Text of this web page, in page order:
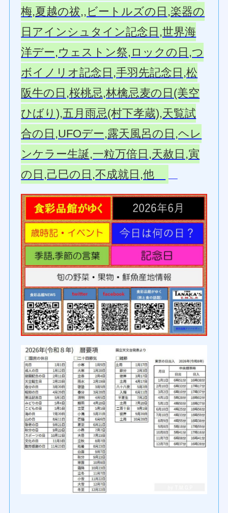
梅,夏越の祓,,ビートルズの日,楽器の
日アインシュタイン記念日,世界海
洋デー,ウェストン祭,ロックの日,つ
ボイノリオ記念日,手羽先記念日,松
阪牛の日,桜桃忌,林檎忌麦の日(美空
ひばり),五月雨忌(村下孝蔵),天覧試
合の日,UFOデー,露天風呂の日,ヘレ
ンケラー生誕,一粒万倍日,天赦日,寅
の日,己巳の日,不成就日,他